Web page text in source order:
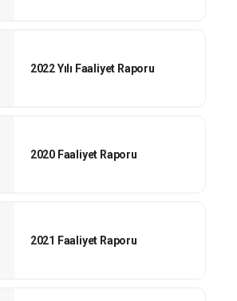
2022 Yılı Faaliyet Raporu
2020 Faaliyet Raporu
2021 Faaliyet Raporu